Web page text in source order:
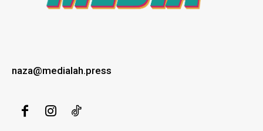
naza@medialah.press